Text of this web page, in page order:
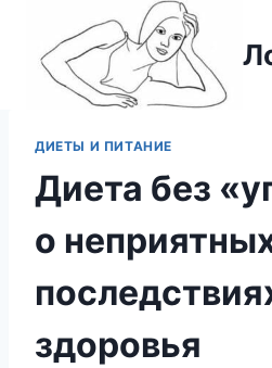
содержимому
ДИЕТЫ И ПИТАНИЕ
Диета без
о
здоровья